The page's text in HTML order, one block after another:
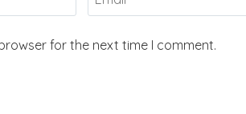
for the next time I comment.